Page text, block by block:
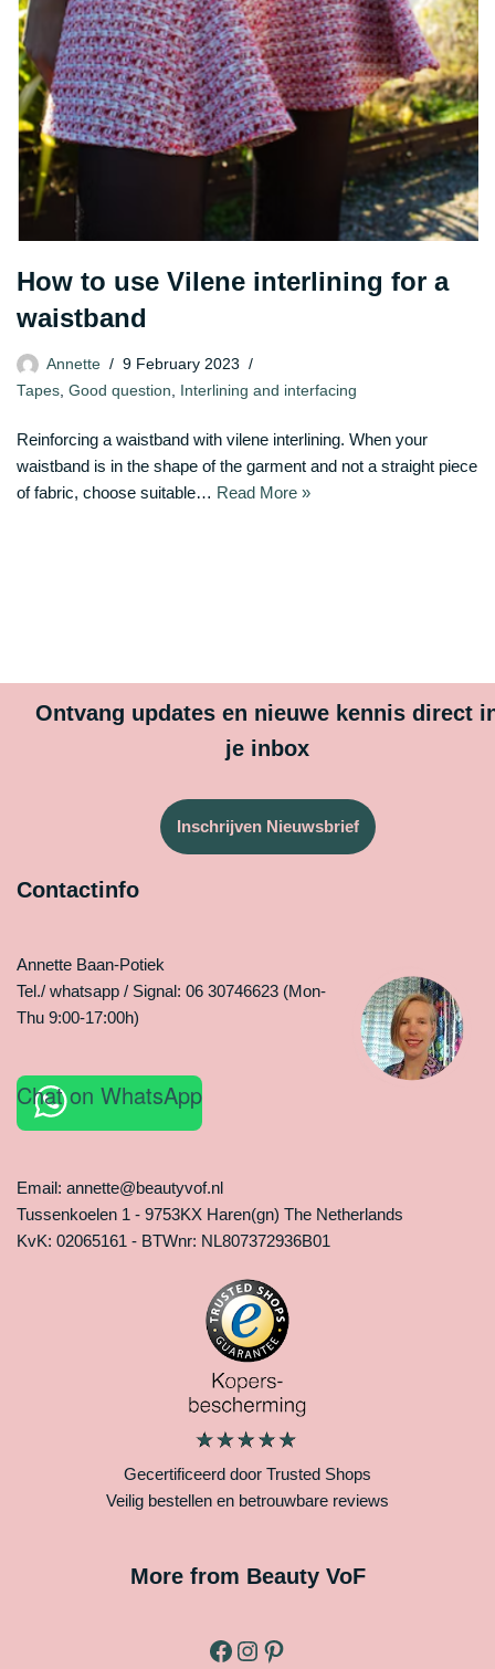
How to use Vilene interlining for a
waistband
Annette
9 February 2023
Tapes Good question Interlining and interfacing
Reinforcing a waistband with vilene interlining. When your
waistband is in the shape of the garment and not a straight piece
of fabric, choose suitable… Read More »
Ontvang updates en nieuwe kennis direct
je inbox
Inschrijven Nieuwsbrief
Contactinfo
Annette Baan-Potiek
Tel./ whatsapp / Signal: 06 30746623 (Mon-
Thu 9:00-17:00h)
Chat on WhatsApp
Email: annette@beautyvof.nl
Tussenkoelen 1 - 9753KX Haren(gn) The Netherlands
KvK: 02065161 - BTWnr: NL807372936B01
Gecertificeerd door Trusted Shops
Veilig bestellen en betrouwbare reviews
More from Beauty VoF